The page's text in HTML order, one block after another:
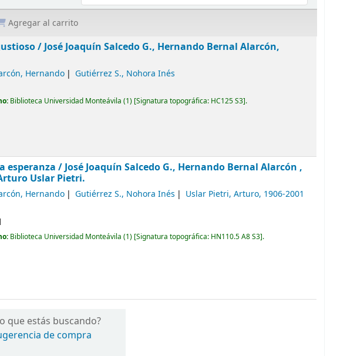
Agregar al carrito
/José Joaquín Salcedo G., Hernando Bernal Alarcón,
Hernando Gutiérrez S., Nohora Inés
Biblioteca Universidad Monteávila (1) Signatura topográfica: HC125 S3 .
esperanza /José Joaquín Salcedo G., Hernando Bernal Alarcón ,
Uslar Pietri.
Hernando Gutiérrez S., Nohora Inés Uslar Pietri, Arturo, 1906-2001
Biblioteca Universidad Monteávila (1) Signatura topográfica: HN110.5 A8 S3 .
que estás buscando?
de compra